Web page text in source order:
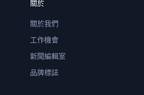
關於
關於我們
工作機會
新聞編輯室
品牌標誌